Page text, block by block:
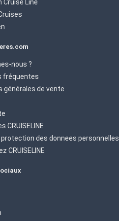
Cruise Line
nous ?
fréquentes
générales de vente
CRUISELINE
des donnees personnelles
CRUISELINE